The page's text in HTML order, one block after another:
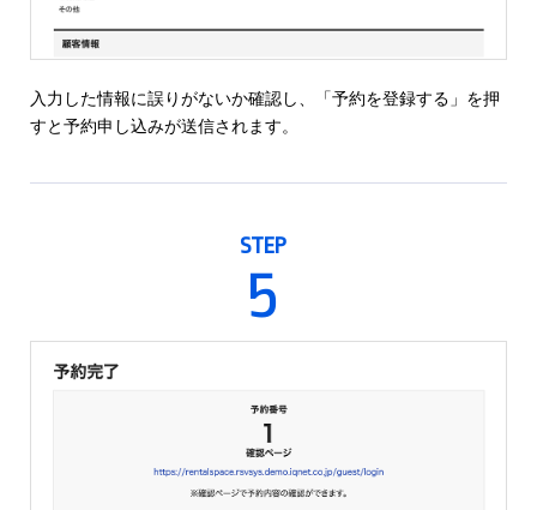
入力した情報に誤りがないか確認し、「予約を登録する」を押
すと予約申し込みが送信されます。
STEP
5